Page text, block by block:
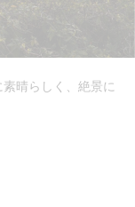
晴らしく、絶景に